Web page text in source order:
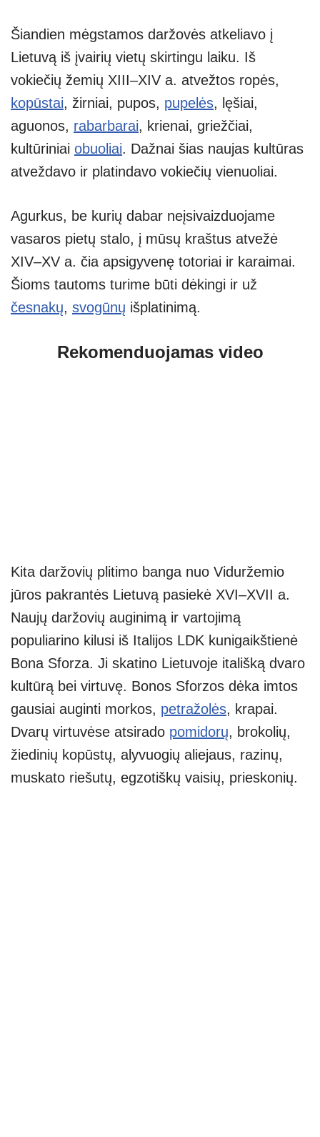
Šiandien mėgstamos daržovės atkeliavo į
Lietuvą iš įvairių vietų skirtingu laiku. Iš
vokiečių žemių XIII–XIV a. atvežtos ropės,
kopūstai, žirniai, pupos, pupelės, lęšiai,
aguonos, rabarbarai, krienai, griežčiai,
kultūriniai obuoliai. Dažnai šias naujas kultūras
atveždavo ir platindavo vokiečių vienuoliai.
Agurkus, be kurių dabar neįsivaizduojame
vasaros pietų stalo, į mūsų kraštus atvežė
XIV–XV a. čia apsigyvenę totoriai ir karaimai.
Šioms tautoms turime būti dėkingi ir už
česnakų, svogūnų išplatinimą.
Rekomenduojamas video
Kita daržovių plitimo banga nuo Viduržemio
jūros pakrantės Lietuvą pasiekė XVI–XVII a.
Naujų daržovių auginimą ir vartojimą
populiarino kilusi iš Italijos LDK kunigaikštienė
Bona Sforza. Ji skatino Lietuvoje itališką dvaro
kultūrą bei virtuvę. Bonos Sforzos dėka imtos
gausiai auginti morkos, petražolės, krapai.
Dvarų virtuvėse atsirado pomidorų, brokolių,
žiedinių kopūstų, alyvuogių aliejaus, razinų,
muskato riešutų, egzotiškų vaisių, prieskonių.